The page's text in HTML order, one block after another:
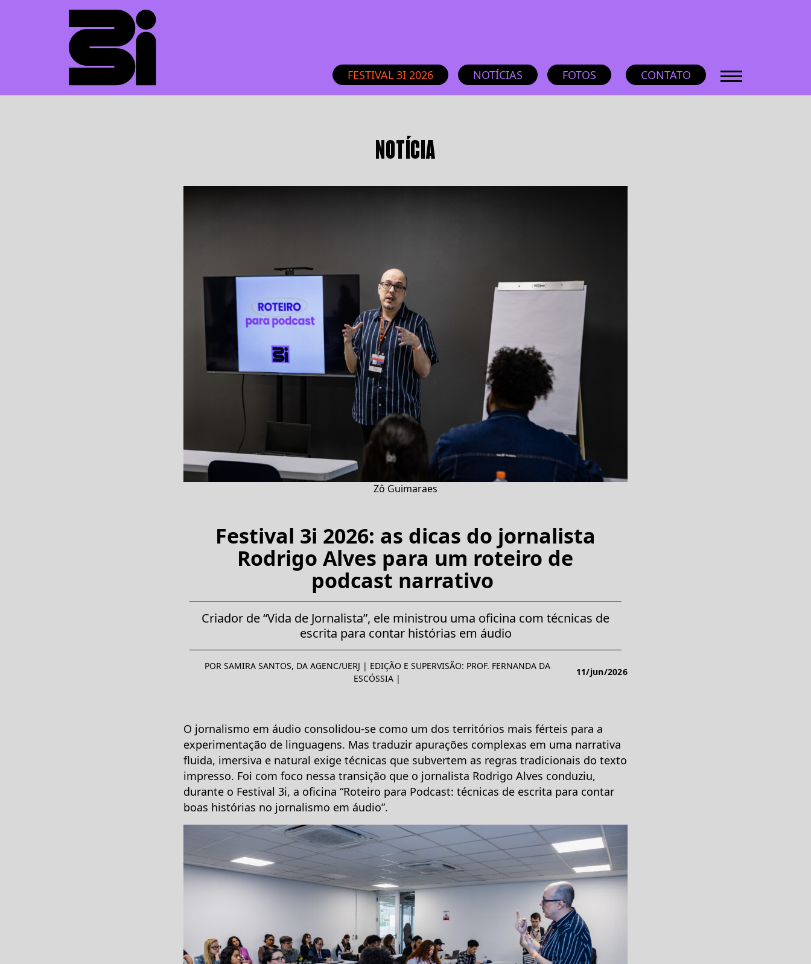
FESTIVAL 3I 2026 NOTÍCIAS FOTOS CONTATO
NOTÍCIA
Zô Guimaraes
Festival 3i 2026: as dicas do jornalista
Rodrigo Alves para um roteiro de
podcast narrativo
Criador de “Vida de Jornalista”, ele ministrou uma oficina com técnicas de
escrita para contar histórias em áudio
POR SAMIRA SANTOS, DA AGENC/UERJ | EDIÇÃO E SUPERVISÃO: PROF. FERNANDA DA
ESCÓSSIA |
11/jun/2026
O jornalismo em áudio consolidou-se como um dos territórios mais férteis para a
experimentação de linguagens. Mas traduzir apurações complexas em uma narrativa
fluida, imersiva e natural exige técnicas que subvertem as regras tradicionais do texto
impresso. Foi com foco nessa transição que o jornalista Rodrigo Alves conduziu,
durante o Festival 3i, a oficina “Roteiro para Podcast: técnicas de escrita para contar
boas histórias no jornalismo em áudio”.